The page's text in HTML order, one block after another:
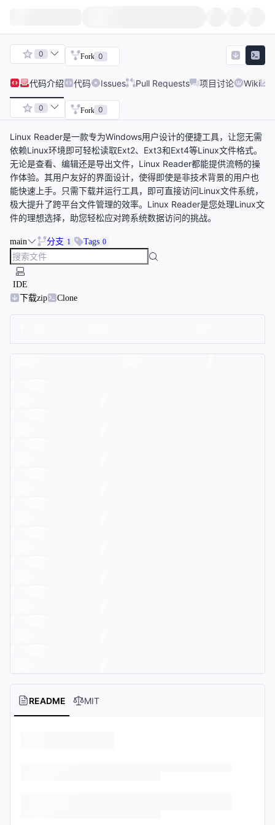
0 Fork 0
代码介绍 代码 Issues Pull Requests 项目讨论 Wiki
0 Fork 0
Linux Reader是一款专为Windows用户设计的便捷工具，让您无需
依赖Linux环境即可轻松读取Ext2、Ext3和Ext4等Linux文件格式。
无论是查看、编辑还是导出文件，Linux Reader都能提供流畅的操
作体验。其用户友好的界面设计，使得即使是非技术背景的用户也
能快速上手。只需下载并运行工具，即可直接访问Linux文件系统，
极大提升了跨平台文件管理的效率。Linux Reader是您处理Linux文
件的理想选择，助您轻松应对跨系统数据访问的挑战。
main 分支 1 Tags 0
IDE
下载zip
Clone
README MIT